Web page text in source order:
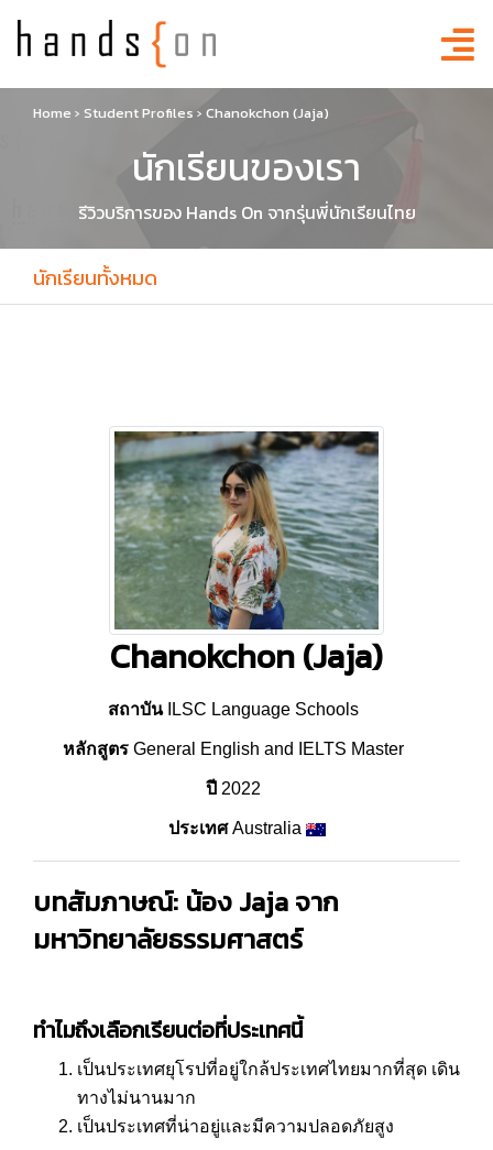
Home › Student Profiles › Chanokchon (Jaja)
นักเรียนของเรา
รีวิวบริการของ Hands On จากรุ่นพี่นักเรียนไทย
นักเรียนทั้งหมด
Chanokchon (Jaja)
สถาบันILSC Language Schools
หลักสูตร General English and IELTS Master
ปี 2022
ประเทศAustralia
บทสัมภาษณ์: น้อง Jaja จาก
มหาวิทยาลัยธรรมศาสตร์
ทำไมถึงเลือกเรียนต่อที่ประเทศนี้
เป็นประเทศยุโรปที่อยู่ใกล้ประเทศไทยมากที่สุด เดิน
ทางไม่นานมาก
เป็นประเทศที่น่าอยู่และมีความปลอดภัยสูง